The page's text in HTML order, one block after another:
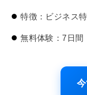
特徴：ビジネス
無料体験：7日間